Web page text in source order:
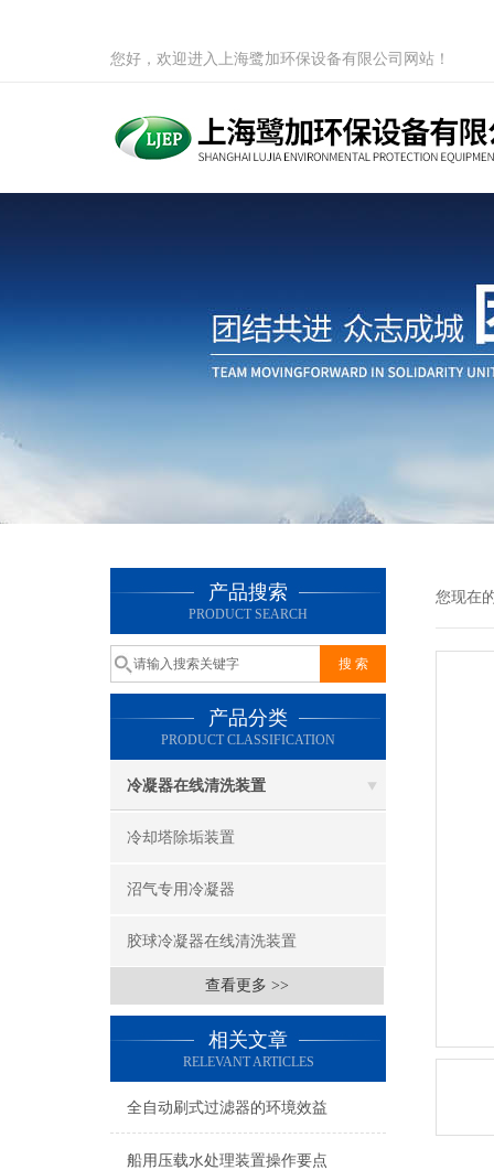
您好，欢迎进入上海鹭加环保设备有限公司网站！
产品搜索
PRODUCT SEARCH
产品分类
PRODUCT CLASSIFICATION
冷凝器在线清洗装置
冷却塔除垢装置
沼气专用冷凝器
胶球冷凝器在线清洗装置
查看更多 >>
相关文章
RELEVANT ARTICLES
全自动刷式过滤器的环境效益
船用压载水处理装置操作要点
您现在